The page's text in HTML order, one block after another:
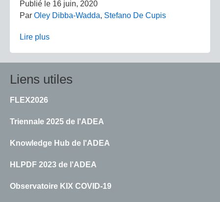
Publié le 16 juin, 2020
Par Oley Dibba-Wadda, Stefano De Cupis
Lire plus
Liens utiles
FLEX2026
Triennale 2025 de l'ADEA
Knowledge Hub de l'ADEA
HLPDF 2023 de l'ADEA
Observatoire KIX COVID-19